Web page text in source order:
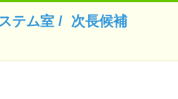
テム室 / 次長候補